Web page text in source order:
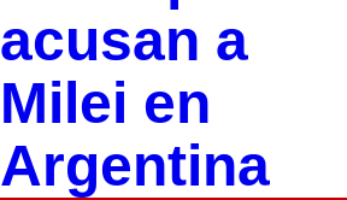
acusan a
Milei en
Argentina